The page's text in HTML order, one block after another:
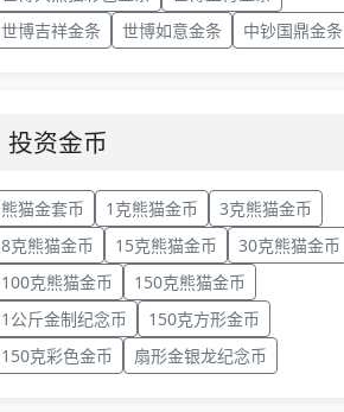
世博吉祥金条
世博如意金条 中钞国鼎金条
投资金币
熊猫金套币 1克熊猫金币
3克熊猫金币
8克熊猫金币
15克熊猫金币
30克熊猫金币
100克熊猫金币
150克熊猫金币
1公斤金制纪念币
150克方形金币
150克彩色金币
扇形金银龙纪念币